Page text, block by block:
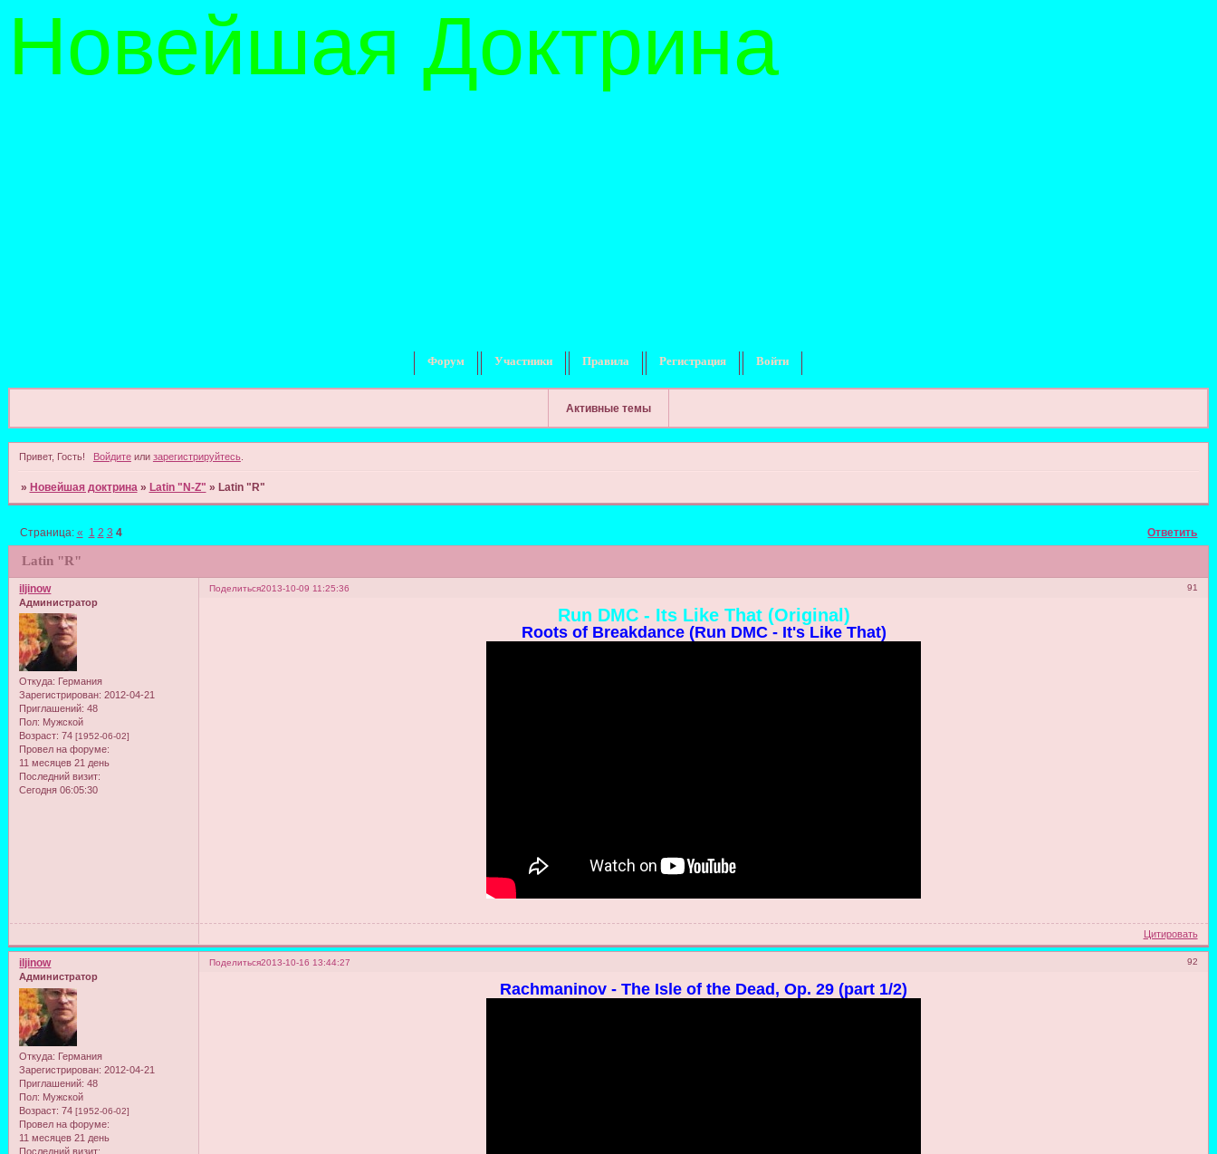
Новейшая Доктрина
Форум Участники Правила Регистрация Войти
Активные темы
Привет, Гость! Войдитеили зарегистрируйтесь.
» Новейшая доктрина » Latin "N-Z" » Latin "R"
Latin "R"
Страница: « 1 2 3 4 Ответить
Поделиться 91
2013-10-09 11:25:36
iljinow
Администратор
Откуда: Германия
Зарегистрирован: 2012-04-21
Приглашений: 48
Пол: Мужской
Возраст: 74[1952-06-02]
Провел на форуме:
11 месяцев 21 день
Последний визит:
Сегодня 06:05:30
Run DMC - Its Like That (Original)
Roots of Breakdance (Run DMC - It's Like That)
Цитировать
Поделиться 92
2013-10-16 13:44:27
iljinow
Администратор
Откуда: Германия
Зарегистрирован: 2012-04-21
Приглашений: 48
Пол: Мужской
Возраст: 74[1952-06-02]
Провел на форуме:
11 месяцев 21 день
Последний визит:
Rachmaninov - The Isle of the Dead, Op. 29 (part 1/2)